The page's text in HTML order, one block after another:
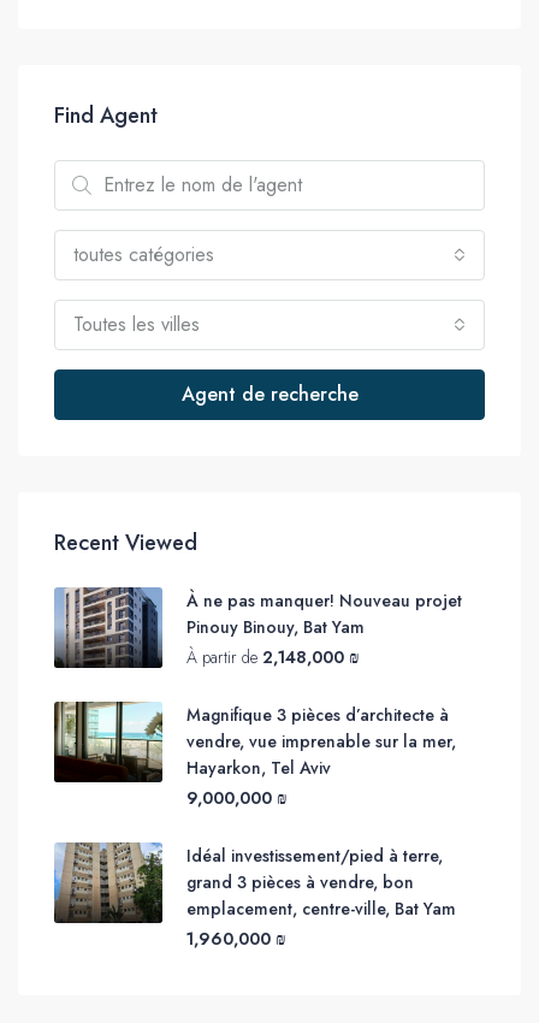
Find Agent
toutes catégories
Toutes les villes
Agent de recherche
Recent Viewed
À ne pas manquer! Nouveau projet
Pinouy Binouy, Bat Yam
À partir de 2,148,000 ₪
Magnifique 3 pièces d’architecte à
vendre, vue imprenable sur la mer,
Hayarkon, Tel Aviv
9,000,000 ₪
Idéal investissement/pied à terre,
grand 3 pièces à vendre, bon
emplacement, centre-ville, Bat Yam
1,960,000 ₪